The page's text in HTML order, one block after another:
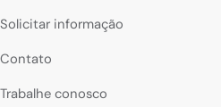
Solicitar informação
Contato
Trabalhe conosco